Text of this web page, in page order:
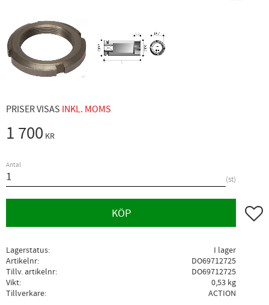
PRISER VISAS INKL. MOMS
1 700 KR
Antal
st
KÖP Lägg
Lagerstatus
I lager
Artikelnr
DO69712725
Tillv. artikelnr
DO69712725
Vikt
0,53 kg
Tillverkare
ACTION